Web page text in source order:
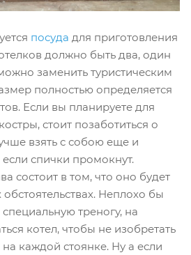
посуда для приготовления
должно быть два, один
заменить туристическим
полностью определяется
Если вы планируете для
стоит позаботиться о
взять с собою еще и
спички промокнут.
состоит в том, что оно будет
Неплохо бы
треногу, на
котел, чтобы не изобретать
каждой стоянке. Ну а если